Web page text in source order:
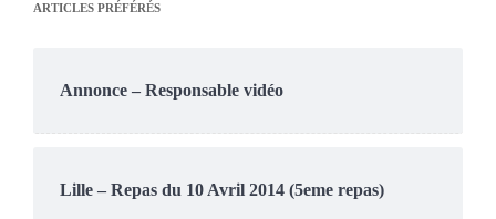
ARTICLES PRÉFÉRÉS
Annonce – Responsable vidéo
Lille – Repas du 10 Avril 2014 (5eme repas)